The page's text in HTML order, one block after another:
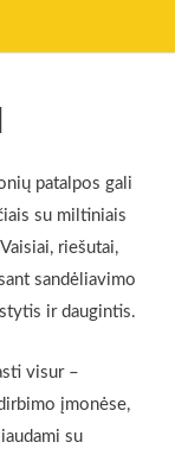
patalpos gali
su miltiniais
riešutai,
sandėliavimo
ir daugintis.
visur –
įmonėse,
su